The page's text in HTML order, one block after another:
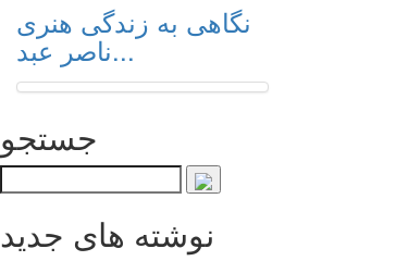
نگاهی به زندگی هنری
ناصر عبد...
جستجو
نوشته های جدید